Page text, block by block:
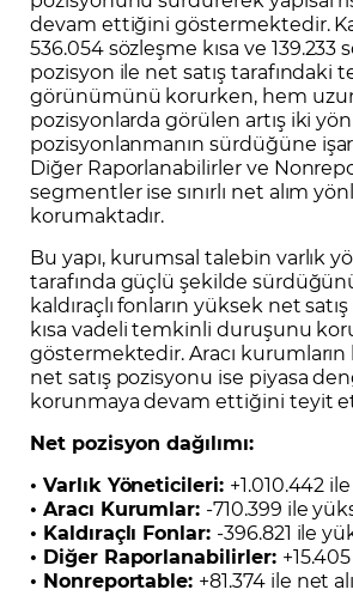
devam ettiğini göstermektedir.
536.054 sözleşme kısa ve 139.233
pozisyon ile net satış tarafındaki
görünümünü korurken, hem
pozisyonlarda görülen artış iki
pozisyonlanmanın sürdüğüne
Diğer Raporlanabilirler ve
segmentler ise sınırlı net alım
korumaktadır.
Bu yapı, kurumsal talebin varlık
tarafında güçlü şekilde
kaldıraçlı fonların yüksek net
kısa vadeli temkinli duruşunu
göstermektedir. Aracı kurumların
net satış pozisyonu ise piyasa
korunmaya devam ettiğini teyit
Net pozisyon dağılımı:
• Varlık Yöneticileri: +1.010.442
• Aracı Kurumlar: -710.399 ile
• Kaldıraçlı Fonlar: -396.821 ile
• Diğer Raporlanabilirler:
• Nonreportable: +81.374 ile net